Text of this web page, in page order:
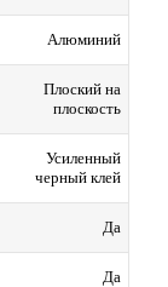
Алюминий
Плоский на
плоскость
Усиленный
черный клей
Да
Да